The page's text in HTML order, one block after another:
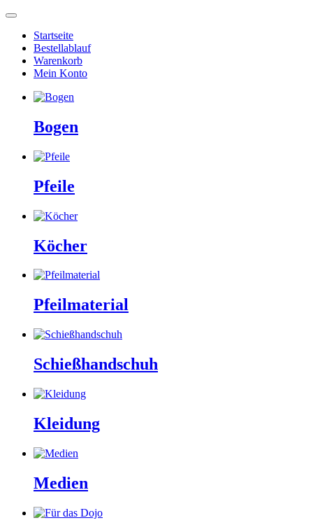
Startseite
Bestellablauf
Warenkorb
Mein Konto
Bogen
Pfeile
Köcher
Pfeilmaterial
Schießhandschuh
Kleidung
Medien